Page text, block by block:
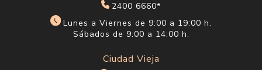
2400 6660*
Lunes a Viernes de 9:00 a 19:00 h.
Sábados de 9:00 a 14:00 h.
Ciudad Vieja